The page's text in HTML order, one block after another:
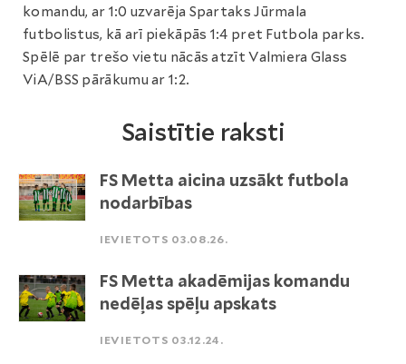
komandu, ar 1:0 uzvarēja Spartaks Jūrmala
futbolistus, kā arī piekāpās 1:4 pret Futbola parks.
Spēlē par trešo vietu nācās atzīt Valmiera Glass
ViA/BSS pārākumu ar 1:2.
Saistītie raksti
FS Metta aicina uzsākt futbola
nodarbības
IEVIETOTS 03.08.26.
FS Metta akadēmijas komandu
nedēļas spēļu apskats
IEVIETOTS 03.12.24.